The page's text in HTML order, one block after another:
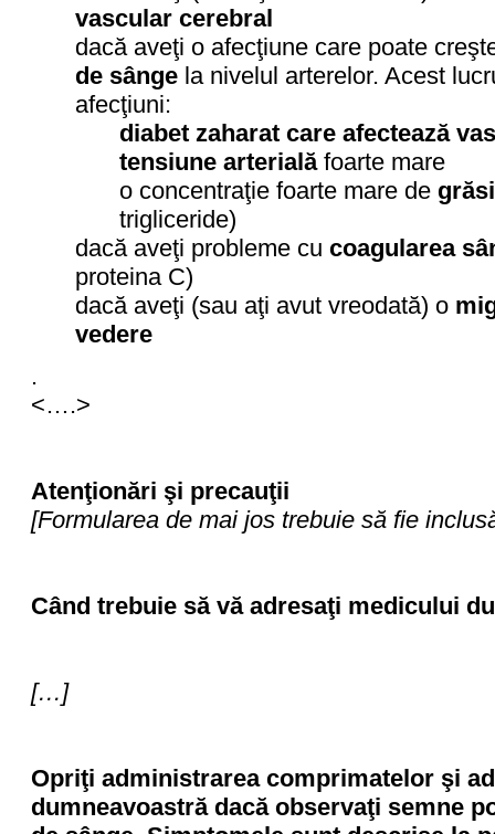
vascular cerebral
dacă aveţi o afecţiune care poate
de sânge la nivelul arterelor. Acest
afecţiuni:
diabet zaharat care afectează
tensiune arterialăfoarte mare
o concentraţie foarte mare de
trigliceride)
dacă aveţi probleme cu coagularea
proteina C)
dacă aveţi (sau aţi avut vreodată) o
vedere
.
<….>
Atenţionări şi precauţii
[Formularea de mai jos trebuie să fie
Când trebuie să vă adresaţi medicului
[…]
Opriţi administrarea comprimatelor şi
dumneavoastră dacă observaţi semne